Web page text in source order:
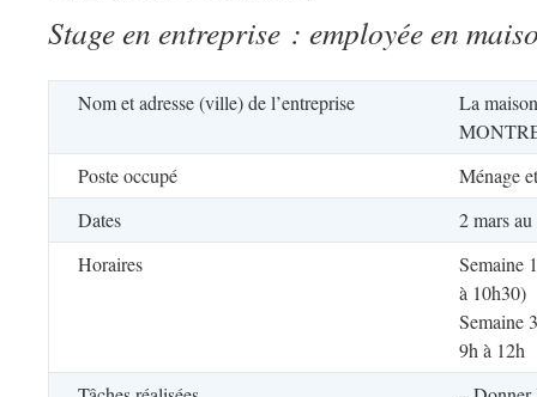
Stage en entreprise : employée en
Nom et adresse (ville) de l’entreprise
La
Poste occupé
Ménage
Dates
2 mars
Horaires
Semaine
à 10h30)
Semaine
9h à 12h